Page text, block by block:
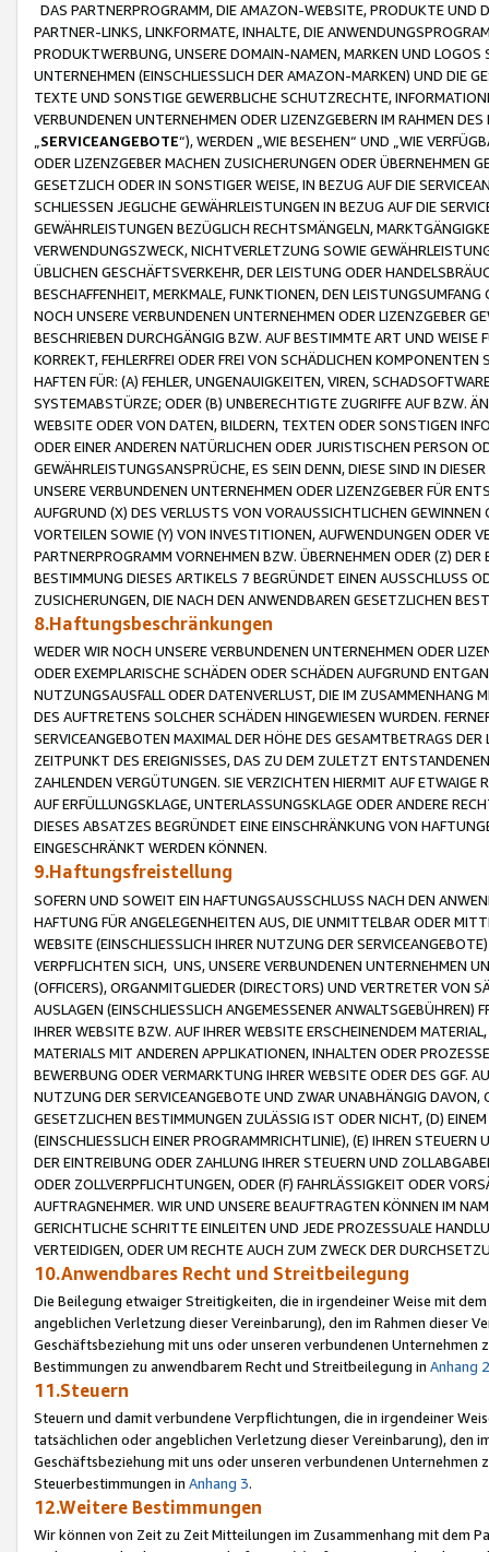
DAS PARTNERPROGRAMM, DIE AMAZON-WEBSITE, PRODUKTE UND
PARTNER-LINKS, LINKFORMATE, INHALTE, DIE
PRODUKTWERBUNG, UNSERE DOMAIN-NAMEN, MARKEN UND
UNTERNEHMEN (EINSCHLIESSLICH DER AMAZON-MARKEN) UND DIE
TEXTE UND SONSTIGE GEWERBLICHE SCHUTZRECHTE,
VERBUNDENEN UNTERNEHMEN ODER LIZENZGEBERN IM RAHMEN
SERVICEANGEBOTE“), WERDEN „WIE BESEHEN“ UND „WIE
ODER LIZENZGEBER MACHEN ZUSICHERUNGEN ODER ÜBERNEHMEN
GESETZLICH ODER IN SONSTIGER WEISE, IN BEZUG AUF DIE
SCHLIESSEN JEGLICHE GEWÄHRLEISTUNGEN IN BEZUG AUF DIE
GEWÄHRLEISTUNGEN BEZÜGLICH RECHTSMÄNGELN,
VERWENDUNGSZWECK, NICHTVERLETZUNG SOWIE
ÜBLICHEN GESCHÄFTSVERKEHR, DER LEISTUNG ODER
BESCHAFFENHEIT, MERKMALE, FUNKTIONEN, DEN
NOCH UNSERE VERBUNDENEN UNTERNEHMEN ODER LIZENZGEBER
BESCHRIEBEN DURCHGÄNGIG BZW. AUF BESTIMMTE ART UND
KORREKT, FEHLERFREI ODER FREI VON SCHÄDLICHEN
HAFTEN FÜR: (A) FEHLER, UNGENAUIGKEITEN, VIREN,
SYSTEMABSTÜRZE; ODER (B) UNBERECHTIGTE ZUGRIFFE AUF BZW.
WEBSITE ODER VON DATEN, BILDERN, TEXTEN ODER SONSTIGEN
ODER EINER ANDEREN NATÜRLICHEN ODER JURISTISCHEN PERSON
GEWÄHRLEISTUNGSANSPRÜCHE, ES SEIN DENN, DIESE SIND IN
UNSERE VERBUNDENEN UNTERNEHMEN ODER LIZENZGEBER FÜR
AUFGRUND (X) DES VERLUSTS VON VORAUSSICHTLICHEN
VORTEILEN SOWIE (Y) VON INVESTITIONEN, AUFWENDUNGEN ODER
PARTNERPROGRAMM VORNEHMEN BZW. ÜBERNEHMEN ODER (Z)
BESTIMMUNG DIESES ARTIKELS 7 BEGRÜNDET EINEN AUSSCHLUSS
ZUSICHERUNGEN, DIE NACH DEN ANWENDBAREN GESETZLICHEN
8.Haftungsbeschränkungen
WEDER WIR NOCH UNSERE VERBUNDENEN UNTERNEHMEN ODER
ODER EXEMPLARISCHE SCHÄDEN ODER SCHÄDEN AUFGRUND
NUTZUNGSAUSFALL ODER DATENVERLUST, DIE IM ZUSAMMENHANG
DES AUFTRETENS SOLCHER SCHÄDEN HINGEWIESEN WURDEN.
SERVICEANGEBOTEN MAXIMAL DER HÖHE DES GESAMTBETRAGS
ZEITPUNKT DES EREIGNISSES, DAS ZU DEM ZULETZT
ZAHLENDEN VERGÜTUNGEN. SIE VERZICHTEN HIERMIT AUF
AUF ERFÜLLUNGSKLAGE, UNTERLASSUNGSKLAGE ODER ANDERE
DIESES ABSATZES BEGRÜNDET EINE EINSCHRÄNKUNG VON
EINGESCHRÄNKT WERDEN KÖNNEN.
9.Haftungsfreistellung
SOFERN UND SOWEIT EIN HAFTUNGSAUSSCHLUSS NACH DEN
HAFTUNG FÜR ANGELEGENHEITEN AUS, DIE UNMITTELBAR ODER
WEBSITE (EINSCHLIESSLICH IHRER NUTZUNG DER
VERPFLICHTEN SICH, UNS, UNSERE VERBUNDENEN UNTERNEHMEN
(OFFICERS), ORGANMITGLIEDER (DIRECTORS) UND VERTRETER VON
AUSLAGEN (EINSCHLIESSLICH ANGEMESSENER
IHRER WEBSITE BZW. AUF IHRER WEBSITE ERSCHEINENDEM
MATERIALS MIT ANDEREN APPLIKATIONEN, INHALTEN ODER
BEWERBUNG ODER VERMARKTUNG IHRER WEBSITE ODER DES GGF.
NUTZUNG DER SERVICEANGEBOTE UND ZWAR UNABHÄNGIG
GESETZLICHEN BESTIMMUNGEN ZULÄSSIG IST ODER NICHT, (D)
(EINSCHLIESSLICH EINER PROGRAMMRICHTLINIE), (E) IHREN
DER EINTREIBUNG ODER ZAHLUNG IHRER STEUERN UND
ODER ZOLLVERPFLICHTUNGEN, ODER (F) FAHRLÄSSIGKEIT ODER
AUFTRAGNEHMER. WIR UND UNSERE BEAUFTRAGTEN KÖNNEN IM
GERICHTLICHE SCHRITTE EINLEITEN UND JEDE PROZESSUALE
VERTEIDIGEN, ODER UM RECHTE AUCH ZUM ZWECK DER
10.Anwendbares Recht und Streitbeilegung
Die Beilegung etwaiger Streitigkeiten, die in irgendeiner Weise mit
angeblichen Verletzung dieser Vereinbarung), den im Rahmen dieser
Geschäftsbeziehung mit uns oder unseren verbundenen
Bestimmungen zu anwendbarem Recht und Streitbeilegung in Anhang 2
11.Steuern
Steuern und damit verbundene Verpflichtungen, die in irgendeiner
tatsächlichen oder angeblichen Verletzung dieser Vereinbarung), den
Geschäftsbeziehung mit uns oder unseren verbundenen
Steuerbestimmungen in Anhang 3.
12.Weitere Bestimmungen
Wir können von Zeit zu Zeit Mitteilungen im Zusammenhang mit dem